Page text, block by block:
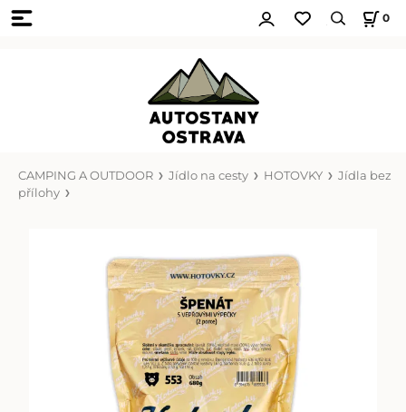
0
CAMPING A OUTDOOR Jídlo na cesty HOTOVKY
Jídla bez
přílohy